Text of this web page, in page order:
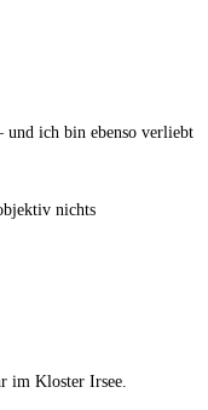
und ich bin ebenso verliebt
nichts
im Kloster Irsee.